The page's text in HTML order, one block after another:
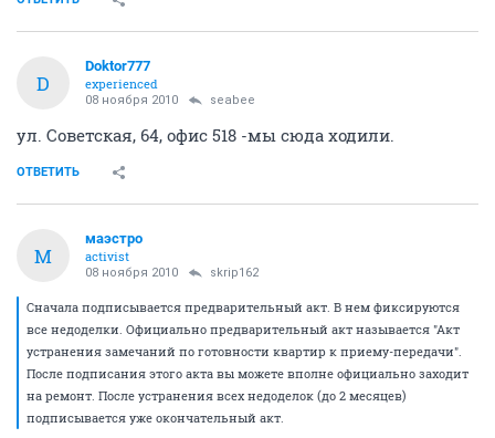
D
Doktor777
experienced
08 ноября 2010 seabee
ул. Советская, 64, офис 518 -мы сюда ходили.
ОТВЕТИТЬ
М
маэстро
activist
08 ноября 2010 skrip162
Сначала подписывается предварительный акт. В нем фиксируются
все недоделки. Официально предварительный акт называется "Акт
устранения замечаний по готовности квартир к приему-передачи".
После подписания этого акта вы можете вполне официально заходит
на ремонт. После устранения всех недоделок (до 2 месяцев)
подписывается уже окончательный акт.